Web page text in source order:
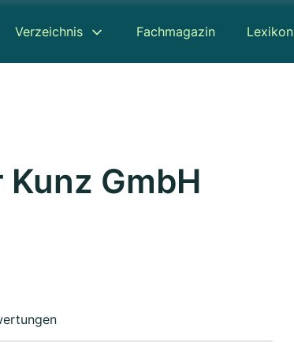
Verzeichnis Fachmagazin Lexikon
GmbH